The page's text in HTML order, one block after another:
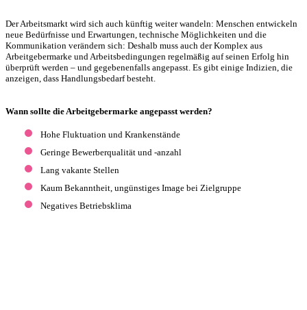
Der Arbeitsmarkt wird sich auch künftig weiter wandeln: Menschen entwickeln
neue Bedürfnisse und Erwartungen, technische Möglichkeiten und die
Kommunikation verändern sich: Deshalb muss auch der Komplex aus
Arbeitgebermarke und Arbeitsbedingungen regelmäßig auf seinen Erfolg hin
überprüft werden – und gegebenenfalls angepasst. Es gibt einige Indizien, die
anzeigen, dass Handlungsbedarf besteht.
Wann sollte die Arbeitgebermarke angepasst werden?
Hohe Fluktuation und Krankenstände
Geringe Bewerberqualität und -anzahl
Lang vakante Stellen
Kaum Bekanntheit, ungünstiges Image bei Zielgruppe
Negatives Betriebsklima